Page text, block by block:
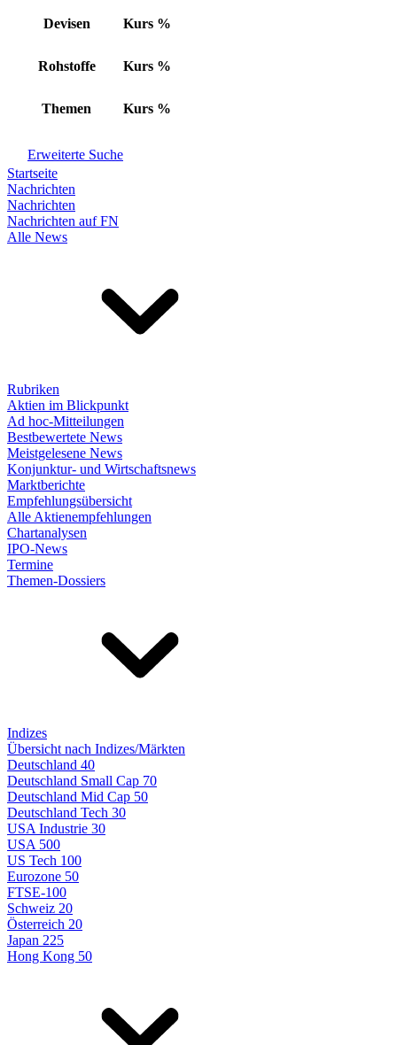
Devisen Kurs %
Rohstoffe Kurs %
Themen Kurs %
Erweiterte Suche
Startseite
Nachrichten
Nachrichten
Nachrichten auf FN
Alle News
Rubriken
Aktien im Blickpunkt
Ad hoc-Mitteilungen
Bestbewertete News
Meistgelesene News
Konjunktur- und Wirtschaftsnews
Marktberichte
Empfehlungsübersicht
Alle Aktienempfehlungen
Chartanalysen
IPO-News
Termine
Themen-Dossiers
Indizes
Übersicht nach Indizes/Märkten
Deutschland 40
Deutschland Small Cap 70
Deutschland Mid Cap 50
Deutschland Tech 30
USA Industrie 30
USA 500
US Tech 100
Eurozone 50
FTSE-100
Schweiz 20
Österreich 20
Japan 225
Hong Kong 50